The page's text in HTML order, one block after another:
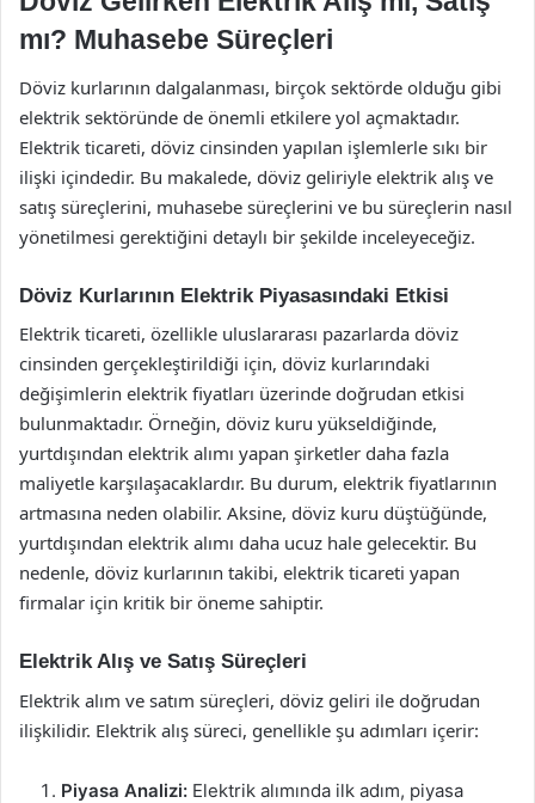
mı? Muhasebe Süreçleri
Döviz kurlarının dalgalanması, birçok sektörde olduğu gibi
elektrik sektöründe de önemli etkilere yol açmaktadır.
Elektrik ticareti, döviz cinsinden yapılan işlemlerle sıkı bir
ilişki içindedir. Bu makalede, döviz geliriyle elektrik alış ve
satış süreçlerini, muhasebe süreçlerini ve bu süreçlerin nasıl
yönetilmesi gerektiğini detaylı bir şekilde inceleyeceğiz.
Döviz Kurlarının Elektrik Piyasasındaki Etkisi
Elektrik ticareti, özellikle uluslararası pazarlarda döviz
cinsinden gerçekleştirildiği için, döviz kurlarındaki
değişimlerin elektrik fiyatları üzerinde doğrudan etkisi
bulunmaktadır. Örneğin, döviz kuru yükseldiğinde,
yurtdışından elektrik alımı yapan şirketler daha fazla
maliyetle karşılaşacaklardır. Bu durum, elektrik fiyatlarının
artmasına neden olabilir. Aksine, döviz kuru düştüğünde,
yurtdışından elektrik alımı daha ucuz hale gelecektir. Bu
nedenle, döviz kurlarının takibi, elektrik ticareti yapan
firmalar için kritik bir öneme sahiptir.
Elektrik Alış ve Satış Süreçleri
Elektrik alım ve satım süreçleri, döviz geliri ile doğrudan
ilişkilidir. Elektrik alış süreci, genellikle şu adımları içerir:
Piyasa Analizi: Elektrik alımında ilk adım, piyasa